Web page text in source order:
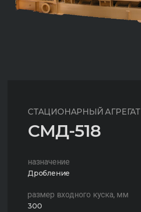
СТАЦИОНАРНЫЙ АГРЕГАТ
СМД-518
назначение
Дробление
размер входного куска, мм
300